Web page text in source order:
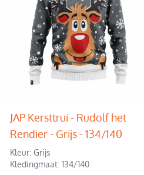
JAP Kersttrui - Rudolf het
Rendier - Grijs - 134/140
Kleur: Grijs
Kledingmaat: 134/140